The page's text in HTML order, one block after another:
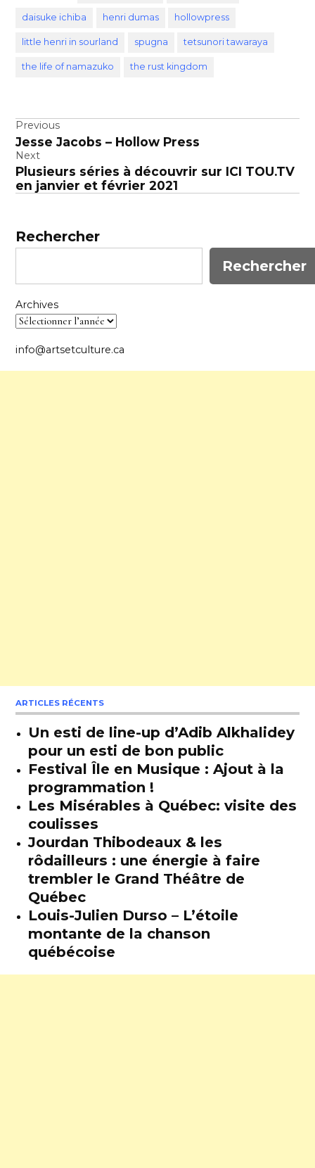
daisuke ichiba henri dumas hollowpress
little henri in sourland spugna tetsunori tawaraya
the life of namazuko the rust kingdom
Navigation
de
l’article
Previous
Jesse Jacobs – Hollow Press
Next
Plusieurs séries à découvrir sur ICI TOU.TV
en janvier et février 2021
Rechercher
Rechercher
Archives
info@artsetculture.ca
ARTICLES RÉCENTS
Un esti de line-up d’Adib Alkhalidey
pour un esti de bon public
Festival Île en Musique : Ajout à la
programmation !
Les Misérables à Québec: visite des
coulisses
Jourdan Thibodeaux & les
rôdailleurs : une énergie à faire
trembler le Grand Théâtre de
Québec
Louis-Julien Durso – L’étoile
montante de la chanson
québécoise